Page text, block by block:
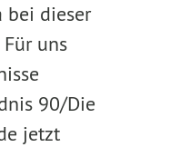
bei dieser
uns
90/Die
jetzt